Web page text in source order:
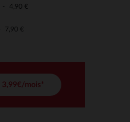
4,90 €
7,90 €
3,99€/mois*